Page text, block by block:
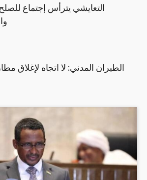
التعايشي يترأس إجتماع للصلح
الطيران المدني: لا اتجاه لإغلاق